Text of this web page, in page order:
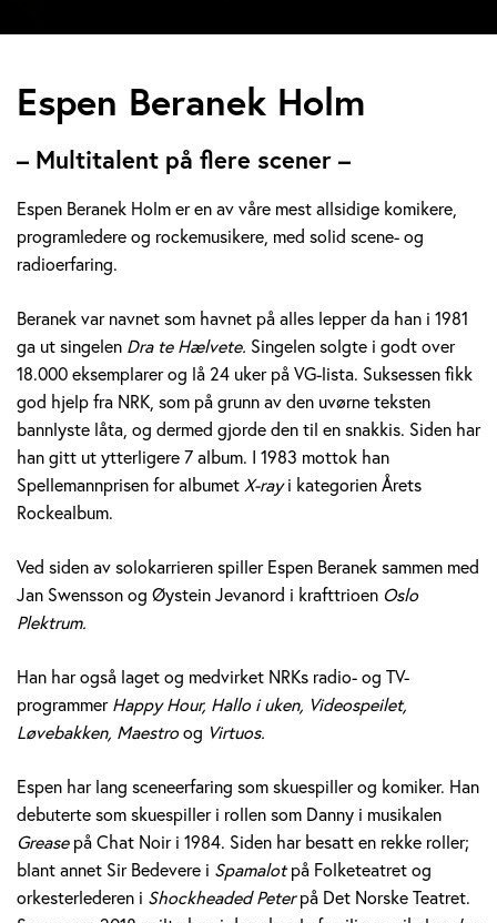
E
p
e
n
B
e
r
a
n
e
k
H
o
l
m
Espen Beranek Holm
– Multitalent på flere scener –
Espen Beranek Holm er en av våre mest allsidige komikere,
programledere og rockemusikere, med solid scene- og
radioerfaring.
Beranek var navnet som havnet på alles lepper da han i 1981
ga ut singelen Dra te Hælvete. Singelen solgte i godt over
18.000 eksemplarer og lå 24 uker på VG-lista. Suksessen fikk
god hjelp fra NRK, som på grunn av den uvørne teksten
bannlyste låta, og dermed gjorde den til en snakkis. Siden har
han gitt ut ytterligere 7 album. I 1983 mottok han
Spellemannprisen for albumetX-rayi kategorien Årets
Rockealbum.
Ved siden av solokarrieren spiller Espen Beranek sammen med
Jan Swensson og Øystein Jevanord i krafttrioen Oslo
Plektrum.
Han har også laget og medvirket NRKs radio- og TV-
programmerHappy Hour, Hallo i uken, Videospeilet,
Løvebakken, Maestroog Virtuos.
Espen har lang sceneerfaring som skuespiller og komiker. Han
debuterte som skuespiller i rollen som Danny i musikalen
Greasepå Chat Noir i 1984. Siden har besatt en rekke roller;
blant annet Sir Bedevere i Spamalotpå Folketeatret og
orkesterlederen i Shockheaded Peterpå Det Norske Teatret.